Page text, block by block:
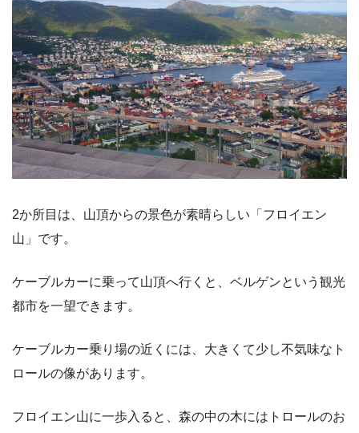
2か所目は、山頂からの景色が素晴らしい「フロイエン
山」です。
ケーブルカーに乗って山頂へ行くと、ベルゲンという観光
都市を一望できます。
ケーブルカー乗り場の近くには、大きくて少し不気味なト
ロールの像があります。
フロイエン山に一歩入ると、森の中の木にはトロールのお